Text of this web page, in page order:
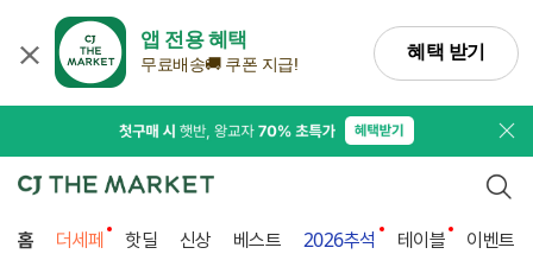
앱 전용 혜택
무료배송🚚 쿠폰 지급!
혜택 받기
프
검색
홈 더세페 핫딜 신상 베스트 2026추석 테이블 이벤트